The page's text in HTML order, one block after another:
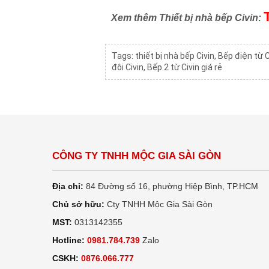
Xem thêm Thiết bị nhà bếp Civin:
Tags: thiết bị nhà bếp Civin, Bếp điện từ
đôi Civin, Bếp 2 từ Civin giá rẻ
CÔNG TY TNHH MỘC GIA SÀI GÒN
Địa chỉ: 84 Đường số 16, phường Hiệp Bình, TP.HCM
Chủ sở hữu: Cty TNHH Mộc Gia Sài Gòn
MST: 0313142355
Hotline: 0981.784.739 Zalo
CSKH: 0876.066.777